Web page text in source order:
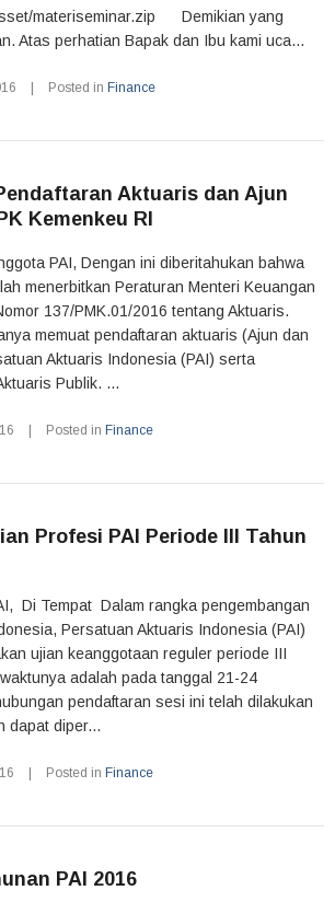
materiseminar.zip Demikian yang
Atas perhatian Bapak dan Ibu kami uca...
Posted in Finance
Aktuaris dan Ajun
Kemenkeu RI
PAI, Dengan ini diberitahukan bahwa
menerbitkan Peraturan Menteri Keuangan
137/PMK.01/2016 tentang Aktuaris.
memuat pendaftaran aktuaris (Ajun dan
Aktuaris Indonesia (PAI) serta
Publik. ...
Posted in Finance
Profesi PAI Periode III Tahun
Di Tempat Dalam rangka pengembangan
Persatuan Aktuaris Indonesia (PAI)
ujian keanggotaan reguler periode III
adalah pada tanggal 21-24
pendaftaran sesi ini telah dilakukan
dapat diper...
Posted in Finance
PAI 2016